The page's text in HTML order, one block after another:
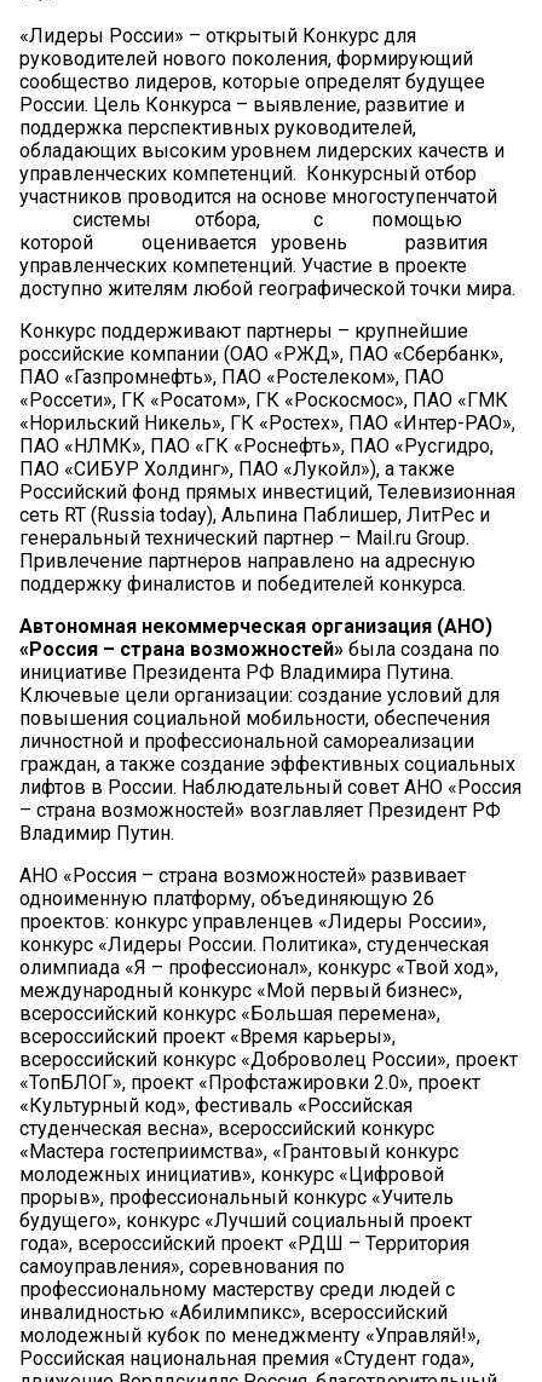
«Лидеры России» – открытый Конкурс для
руководителей нового поколения, формирующий
сообщество лидеров, которые определят будущее
России. Цель Конкурса – выявление, развитие и
поддержка перспективных руководителей,
обладающих высоким уровнем лидерских качеств и
управленческих компетенций. Конкурсный отбор
участников проводится на основе многоступенчатой
системы отбора, с помощью
которой оценивается уровень развития
управленческих компетенций. Участие в проекте
доступно жителям любой географической точки мира.
Конкурс поддерживают партнеры – крупнейшие
российские компании (ОАО «РЖД», ПАО «Сбербанк»,
ПАО «Газпромнефть», ПАО «Ростелеком», ПАО
«Россети», ГК «Росатом», ГК «Роскосмос», ПАО «ГМК
«Норильский Никель», ГК «Ростех», ПАО «Интер-РАО»,
ПАО «НЛМК», ПАО «ГК «Роснефть», ПАО «Русгидро,
ПАО «СИБУР Холдинг», ПАО «Лукойл»), а также
Российский фонд прямых инвестиций, Телевизионная
сеть RT (Russia today), Альпина Паблишер, ЛитРес и
генеральный технический партнер – Mail.ru Group.
Привлечение партнеров направлено на адресную
поддержку финалистов и победителей конкурса.
Автономная некоммерческая организация (АНО)
«Россия – страна возможностей» была создана по
инициативе Президента РФ Владимира Путина.
Ключевые цели организации: создание условий для
повышения социальной мобильности, обеспечения
личностной и профессиональной самореализации
граждан, а также создание эффективных социальных
лифтов в России. Наблюдательный совет АНО «Россия
– страна возможностей» возглавляет Президент РФ
Владимир Путин.
АНО «Россия – страна возможностей» развивает
одноименную платформу, объединяющую 26
проектов: конкурс управленцев «Лидеры России»,
конкурс «Лидеры России. Политика», студенческая
олимпиада «Я – профессионал», конкурс «Твой ход»,
международный конкурс «Мой первый бизнес»,
всероссийский конкурс «Большая перемена»,
всероссийский проект «Время карьеры»,
всероссийский конкурс «Доброволец России», проект
«ТопБЛОГ», проект «Профстажировки 2.0», проект
«Культурный код», фестиваль «Российская
студенческая весна», всероссийский конкурс
«Мастера гостеприимства», «Грантовый конкурс
молодежных инициатив», конкурс «Цифровой
прорыв», профессиональный конкурс «Учитель
будущего», конкурс «Лучший социальный проект
года», всероссийский проект «РДШ – Территория
самоуправления», соревнования по
профессиональному мастерству среди людей с
инвалидностью «Абилимпикс», всероссийский
молодежный кубок по менеджменту «Управляй!»,
Российская национальная премия «Студент года»,